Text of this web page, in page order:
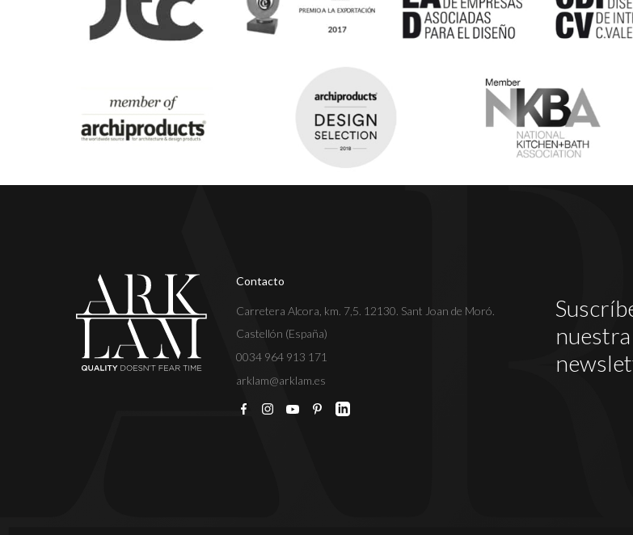
Contacto
Carretera Alcora, km. 7,5. 12130. Sant Joan de Moró.
Castellón (España)
0034 964 913 171
arklam@arklam.es
nuestra